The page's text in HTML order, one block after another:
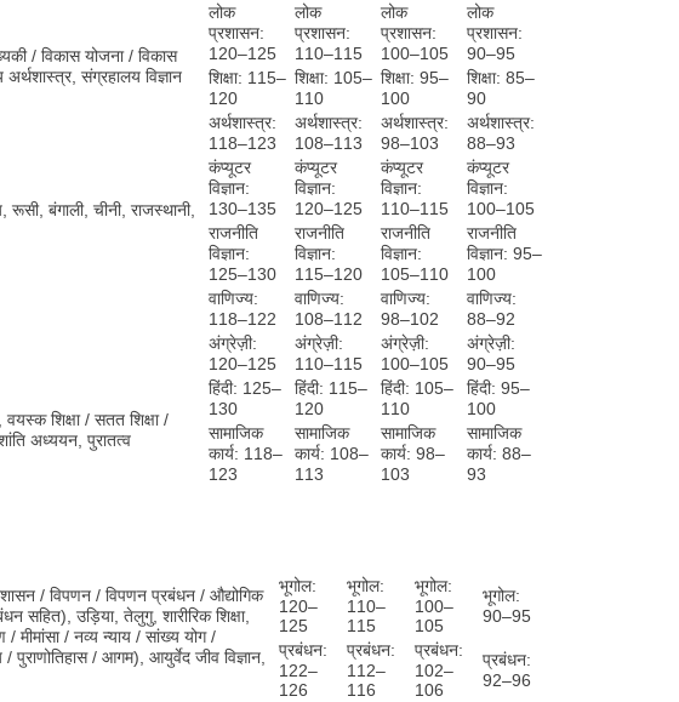
/ विकास योजना / विकास
संग्रहालय विज्ञान
लोक
प्रशासन:
120–125
लोक
प्रशासन:
110–115
लोक
प्रशासन:
100–105
लोक
प्रशासन:
90–95
शिक्षा: 115–
120
शिक्षा: 105–
110
शिक्षा: 95–
100
शिक्षा: 85–
90
अर्थशास्त्र:
118–123
अर्थशास्त्र:
108–113
अर्थशास्त्र:
98–103
अर्थशास्त्र:
88–93
रूसी, बंगाली, चीनी, राजस्थानी,
कंप्यूटर
विज्ञान:
130–135
कंप्यूटर
विज्ञान:
120–125
कंप्यूटर
विज्ञान:
110–115
कंप्यूटर
विज्ञान:
100–105
राजनीति
विज्ञान:
125–130
राजनीति
विज्ञान:
115–120
राजनीति
विज्ञान:
105–110
राजनीति
विज्ञान: 95–
100
वाणिज्य:
118–122
वाणिज्य:
108–112
वाणिज्य:
98–102
वाणिज्य:
88–92
अंग्रेज़ी:
120–125
अंग्रेज़ी:
110–115
अंग्रेज़ी:
100–105
अंग्रेज़ी:
90–95
वयस्क शिक्षा / सतत शिक्षा /
अध्ययन, पुरातत्व
हिंदी: 125–
130
हिंदी: 115–
120
हिंदी: 105–
110
हिंदी: 95–
100
सामाजिक
कार्य: 118–
123
सामाजिक
कार्य: 108–
113
सामाजिक
कार्य: 98–
103
सामाजिक
कार्य: 88–
93
/ विपणन / विपणन प्रबंधन / औद्योगिक
सहित), उड़िया, तेलुगु, शारीरिक शिक्षा,
/ मीमांसा / नव्य न्याय / सांख्य योग /
पुराणोतिहास / आगम), आयुर्वेद जीव विज्ञान,
भूगोल:
120–
125
भूगोल:
110–
115
भूगोल:
100–
105
भूगोल:
90–95
प्रबंधन:
122–
126
प्रबंधन:
112–
116
प्रबंधन:
102–
106
प्रबंधन:
92–96